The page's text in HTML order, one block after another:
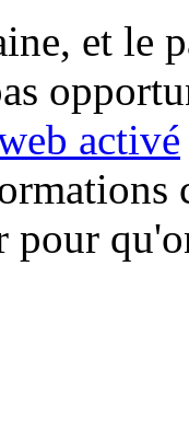
et le
activé
pour